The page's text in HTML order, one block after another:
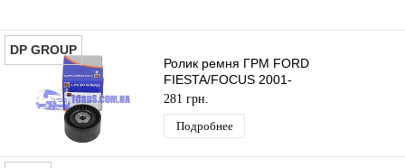
DP GROUP
Ролик ремня ГРМ FORD
FIESTA/FOCUS 2001-
(1.4TDCI/1.6TDCI) DP GROUP
281 грн.
Подробнее